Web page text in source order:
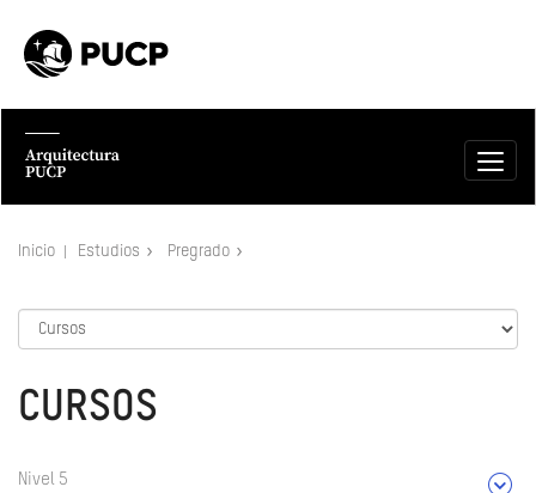
Inicio Estudios Pregrado
CURSOS
Nivel 5